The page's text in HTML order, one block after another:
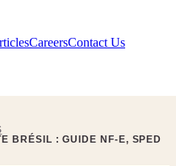
CareersContact Us
BRÉSIL : GUIDE NF-E, SPED